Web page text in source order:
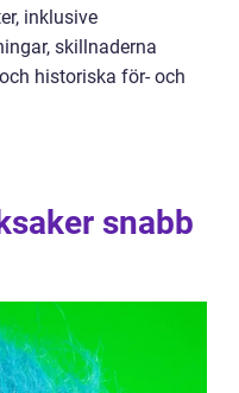
inklusive
skillnaderna
historiska för- och
snabb